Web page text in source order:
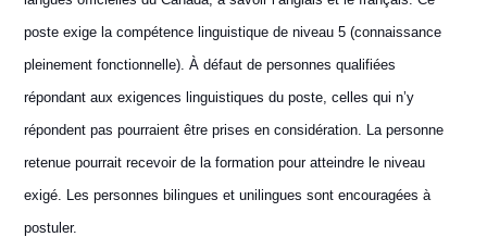
poste exige la compétence linguistique de niveau 5 (connaissance
pleinement fonctionnelle). À défaut de personnes qualifiées
répondant aux exigences linguistiques du poste, celles qui n’y
répondent pas pourraient être prises en considération. La personne
retenue pourrait recevoir de la formation pour atteindre le niveau
exigé. Les personnes bilingues et unilingues sont encouragées à
postuler.